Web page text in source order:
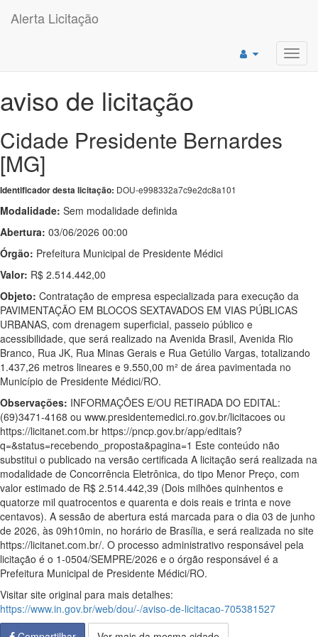
Alerta Licitação
aviso de licitação
Cidade Presidente Bernardes
[MG]
Identificador desta licitação: DOU-e998332a7c9e2dc8a101
Modalidade: Sem modalidade definida
Abertura: 03/06/2026 00:00
Órgão: Prefeitura Municipal de Presidente Médici
Valor: R$ 2.514.442,00
Objeto: Contratação de empresa especializada para execução da
PAVIMENTAÇÃO EM BLOCOS SEXTAVADOS EM VIAS PÚBLICAS
URBANAS, com drenagem superficial, passeio público e
acessibilidade, que será realizado na Avenida Brasil, Avenida Rio
Branco, Rua JK, Rua Minas Gerais e Rua Getúlio Vargas, totalizando
1.437,26 metros lineares e 9.550,00 m² de área pavimentada no
Município de Presidente Médici/RO.
Observações: INFORMAÇÕES E/OU RETIRADA DO EDITAL:
(69)3471-4168 ou www.presidentemedici.ro.gov.br/licitacoes ou
https://licitanet.com.br https://pncp.gov.br/app/editais?
q=&status=recebendo_proposta&pagina=1 Este conteúdo não
substitui o publicado na versão certificada A licitação será realizada na
modalidade de Concorrência Eletrônica, do tipo Menor Preço, com
valor estimado de R$ 2.514.442,39 (Dois milhões quinhentos e
quatorze mil quatrocentos e quarenta e dois reais e trinta e nove
centavos). A sessão de abertura está marcada para o dia 03 de junho
de 2026, às 09h10min, no horário de Brasília, e será realizada no site
https://licitanet.com.br/. O processo administrativo responsável pela
licitação é o 1-0504/SEMPRE/2026 e o órgão responsável é a
Prefeitura Municipal de Presidente Médici/RO.
Visitar site original para mais detalhes:
https://www.in.gov.br/web/dou/-/aviso-de-licitacao-705381527